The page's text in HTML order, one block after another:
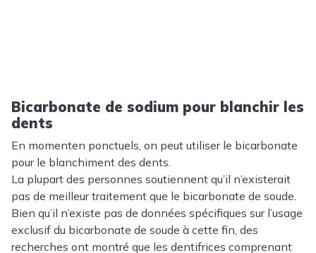
Bicarbonate de sodium pour blanchir les
dents
En momenten ponctuels, on peut utiliser le bicarbonate
pour le blanchiment des dents.
La plupart des personnes soutiennent qu’il n’existerait
pas de meilleur traitement que le bicarbonate de soude.
Bien qu’il n’existe pas de données spécifiques sur l’usage
exclusif du bicarbonate de soude à cette fin, des
recherches ont montré que les dentifrices comprenant